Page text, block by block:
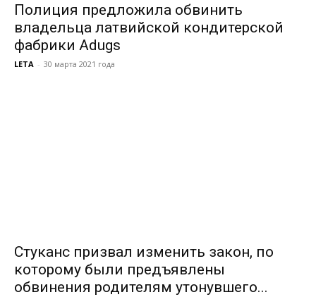
Полиция предложила обвинить
владельца латвийской кондитерской
фабрики Adugs
LETA - 30 марта 2021 года
Стуканс призвал изменить закон, по
которому были предъявлены
обвинения родителям утонувшего...